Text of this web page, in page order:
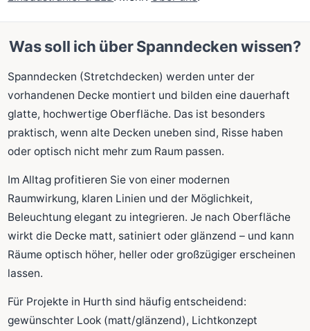
Was soll ich über Spanndecken wissen?
Spanndecken (Stretchdecken) werden unter der
vorhandenen Decke montiert und bilden eine dauerhaft
glatte, hochwertige Oberfläche. Das ist besonders
praktisch, wenn alte Decken uneben sind, Risse haben
oder optisch nicht mehr zum Raum passen.
Im Alltag profitieren Sie von einer modernen
Raumwirkung, klaren Linien und der Möglichkeit,
Beleuchtung elegant zu integrieren. Je nach Oberfläche
wirkt die Decke matt, satiniert oder glänzend – und kann
Räume optisch höher, heller oder großzügiger erscheinen
lassen.
Für Projekte in Hurth sind häufig entscheidend:
gewünschter Look (matt/glänzend), Lichtkonzept